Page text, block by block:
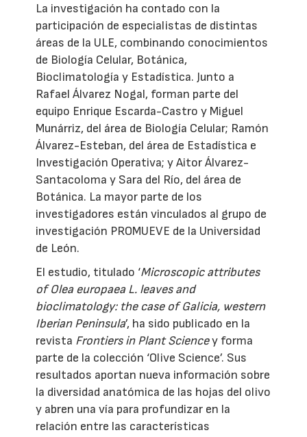
La investigación ha contado con la
participación de especialistas de distintas
áreas de la ULE, combinando conocimientos
de Biología Celular, Botánica,
Bioclimatología y Estadística. Junto a
Rafael Álvarez Nogal, forman parte del
equipo Enrique Escarda-Castro y Miguel
Munárriz, del área de Biología Celular; Ramón
Álvarez-Esteban, del área de Estadística e
Investigación Operativa; y Aitor Álvarez-
Santacoloma y Sara del Río, del área de
Botánica. La mayor parte de los
investigadores están vinculados al grupo de
investigación PROMUEVE de la Universidad
de León.
El estudio, titulado ‘Microscopic attributes
of Olea europaea L. leaves and
bioclimatology: the case of Galicia, western
Iberian Peninsula’, ha sido publicado en la
revista Frontiers in Plant Sciencey forma
parte de la colección ‘Olive Science’. Sus
resultados aportan nueva información sobre
la diversidad anatómica de las hojas del olivo
y abren una vía para profundizar en la
relación entre las características